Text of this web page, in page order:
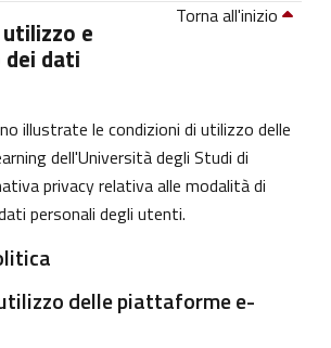
Torna all'inizio
e
dati
illustrate le condizioni di utilizzo delle
dell'Università degli Studi di
privacy relativa alle modalità di
personali degli utenti.
delle piattaforme e-